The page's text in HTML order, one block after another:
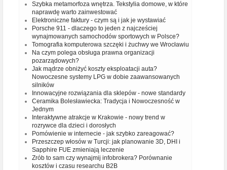
Szybka metamorfoza wnętrza. Tekstylia domowe, w które
naprawdę warto zainwestować
Elektroniczne faktury - czym są i jak je wystawiać
Porsche 911 - dlaczego to jeden z najcześciej
wynajmowanych samochodów sportowych w Polsce?
Tomografia komputerowa szczęki i żuchwy we Wrocławiu
Na czym polega obsługa prawna organizacji
pozarządowych?
Jak mądrze obniżyć koszty eksploatacji auta?
Nowoczesne systemy LPG w dobie zaawansowanych
silników
Innowacyjne rozwiązania dla sklepów - nowe standardy
Ceramika Bolesławiecka: Tradycja i Nowoczesność w
Jednym
Interaktywne atrakcje w Krakowie - nowy trend w
rozrywce dla dzieci i dorosłych
Pomówienie w internecie - jak szybko zareagować?
Przeszczep włosów w Turcji: jak planowanie 3D, DHI i
Sapphire FUE zmieniają leczenie
Zrób to sam czy wynajmij infobrokera? Porównanie
kosztów i czasu researchu B2B